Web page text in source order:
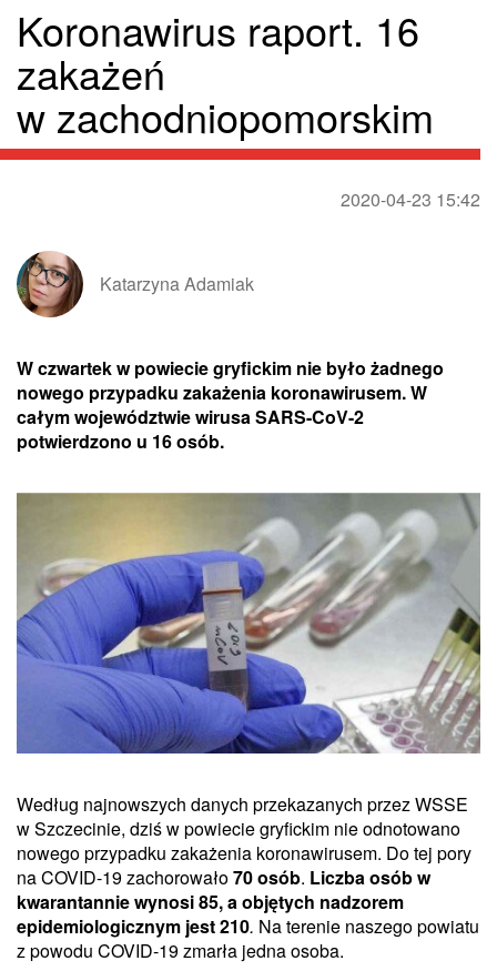
Koronawirus raport. 16
zakażeń
w zachodniopomorskim
2020-04-23 15:42
Katarzyna Adamiak
W czwartek w powiecie gryfickim nie było żadnego
nowego przypadku zakażenia koronawirusem. W
całym województwie wirusa SARS-CoV-2
potwierdzono u 16 osób.
Według najnowszych danych przekazanych przez WSSE
w Szczecinie, dziś w powiecie gryfickim nie odnotowano
nowego przypadku zakażenia koronawirusem. Do tej pory
na COVID-19 zachorowało70 osób. Liczba osób w
kwarantannie wynosi 85, a objętych nadzorem
epidemiologicznym jest 210. Na terenie naszego powiatu
z powodu COVID-19 zmarła jedna osoba.